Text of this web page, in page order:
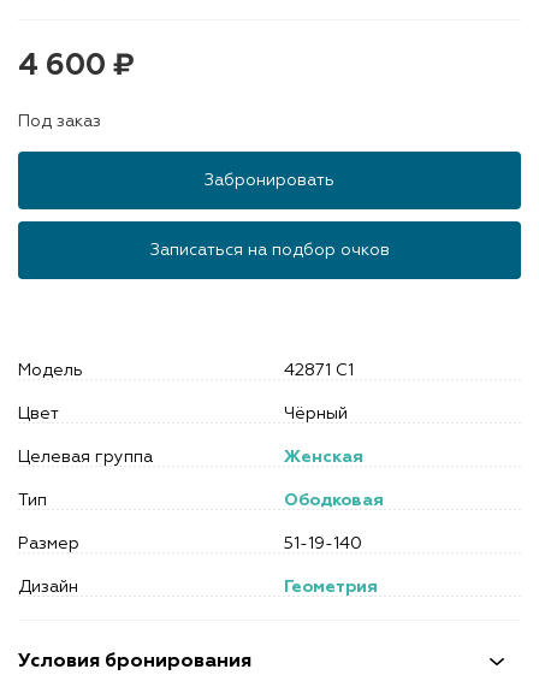
Условия бронирования
4 600 ₽
Под заказ
Забронировать
Записаться на подбор очков
Модель 42871 С1
Цвет Чёрный
Целевая группа Женская
Тип Ободковая
Размер 51-19-140
Дизайн Геометрия